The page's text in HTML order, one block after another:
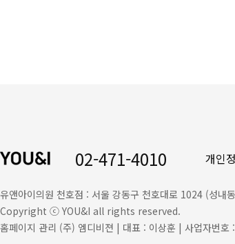
02-471-4010 개인
유앤아이의원 천호점 : 서울 강동구 천호대로 1024 (성
Copyright ⓒ YOU&I all rights reserved.
홈페이지 관리 (주) 엠디비젼 | 대표 : 이상훈 | 사업자번